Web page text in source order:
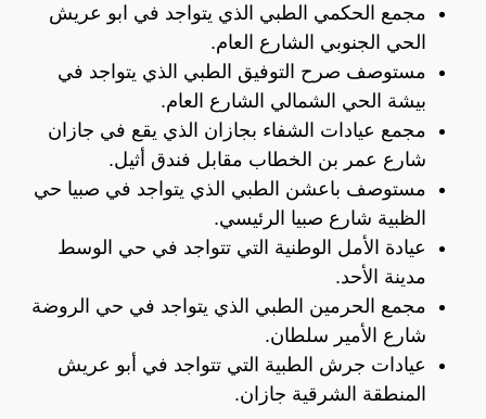
مجمع الحكمي الطبي الذي يتواجد في ابو عريش
الحي الجنوبي الشارع العام.
مستوصف صرح التوفيق الطبي الذي يتواجد في
بيشة الحي الشمالي الشارع العام.
مجمع عيادات الشفاء بجازان الذي يقع في جازان
شارع عمر بن الخطاب مقابل فندق أثيل.
مستوصف باعشن الطبي الذي يتواجد في صبيا حي
الظبية شارع صبيا الرئيسي.
عيادة الأمل الوطنية التي تتواجد في حي الوسط
مدينة الأحد.
مجمع الحرمين الطبي الذي يتواجد في حي الروضة
شارع الأمير سلطان.
عيادات جرش الطبية التي تتواجد في أبو عريش
المنطقة الشرقية جازان.